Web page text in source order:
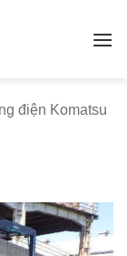
điện Komatsu